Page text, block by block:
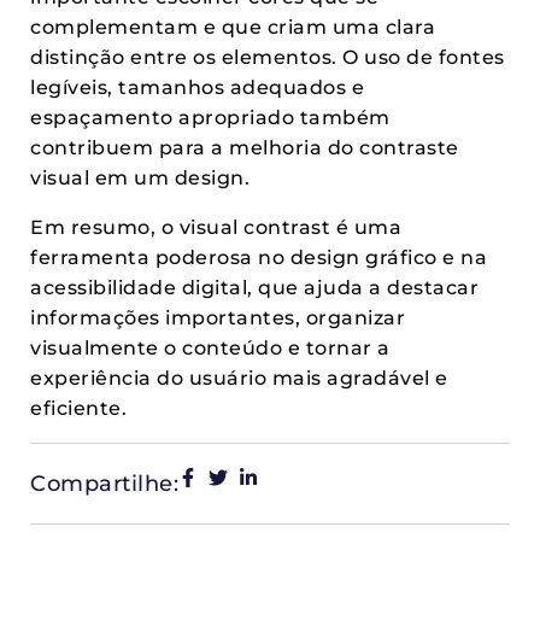
complementam e que criam uma clara
distinção entre os elementos. O uso de fontes
legíveis, tamanhos adequados e
espaçamento apropriado também
contribuem para a melhoria do contraste
visual em um design.
Em resumo, o visual contrast é uma
ferramenta poderosa no design gráfico e na
acessibilidade digital, que ajuda a destacar
informações importantes, organizar
visualmente o conteúdo e tornar a
experiência do usuário mais agradável e
eficiente.
Compartilhe: